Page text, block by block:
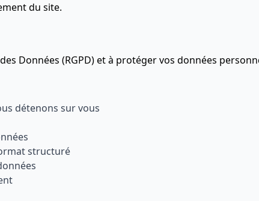
du site.
Données (RGPD) et à protéger vos données
détenons sur vous
structuré